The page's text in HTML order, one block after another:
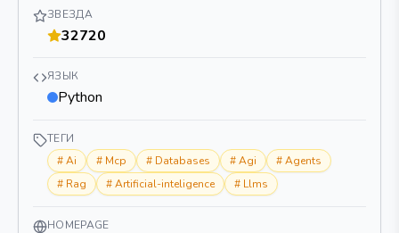
ЗВЕЗДА
32720
ЯЗЫК
Python
ТЕГИ
#Ai # Mcp # Databases #Agi #Agents
# Rag #Artificial-inteligence # Llms
HOMEPAGE